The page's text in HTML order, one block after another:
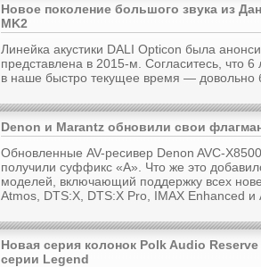
Новое поколение большого звука из
MK2
Линейка акустики DALI Opticon была
представлена в 2015-м. Согласитесь, что
в наше быстро текущее время — довольно
Denon и Marantz обновили свои
Обновленные AV-ресивер Denon AVC-
получили суффикс «A». Что же это
моделей, включающий поддержку всех
Atmos, DTS:X, DTS:X Pro, IMAX Enhanced и
Новая серия колонок Polk Audio
серии Legend